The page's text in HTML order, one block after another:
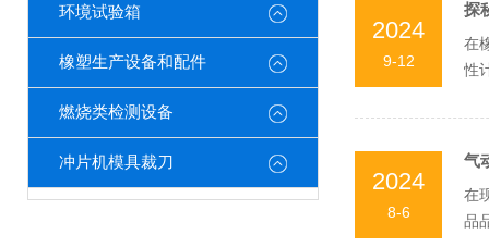
环境试验箱
橡塑生产设备和配件
燃烧类检测设备
冲片机模具裁刀
2024
9-12
探
在
性
2024
8-6
气
在
品